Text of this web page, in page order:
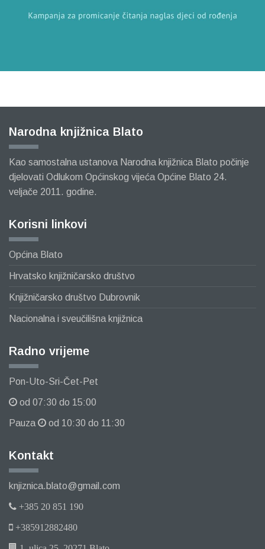
Narodna knjižnica Blato
Kao samostalna ustanova Narodna knjižnica Blato počinje
djelovati Odlukom Općinskog vijeća Općine Blato 24.
veljače 2011. godine.
Korisni linkovi
Općina Blato
Hrvatsko knjižničarsko društvo
Knjižničarsko društvo Dubrovnik
Nacionalna i sveučilišna knjižnica
Radno vrijeme
Pon-Uto-Sri-Čet-Pet
od 07:30 do 15:00
Pauza od 10:30 do 11:30
Kontakt
knjiznica.blato@gmail.com
+385 20 851 190
+385912882480